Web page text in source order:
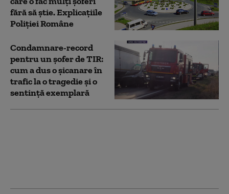
fără să știe. Explicațiile
Poliției Române
Condamnare-record
pentru un șofer de TIR:
cum a dus o șicanare în
trafic la o tragedie și o
sentință exemplară